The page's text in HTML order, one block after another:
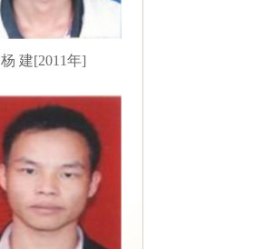
杨 建[2011年]